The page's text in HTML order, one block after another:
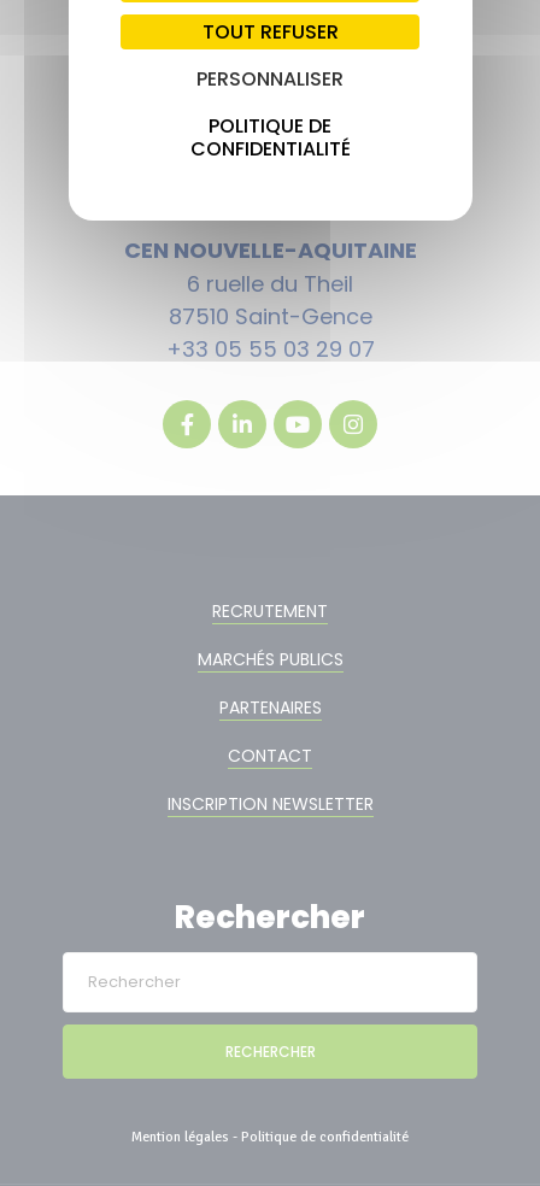
TOUT REFUSER
PERSONNALISER
POLITIQUE DE
CONFIDENTIALITÉ
CEN NOUVELLE-AQUITAINE
6 ruelle du Theil
87510 Saint-Gence
+33 05 55 03 29 07
RECRUTEMENT
MARCHÉS PUBLICS
PARTENAIRES
CONTACT
INSCRIPTION NEWSLETTER
Rechercher
RECHERCHER
Mention légales - Politique de confidentialité